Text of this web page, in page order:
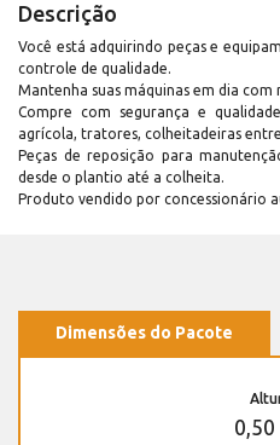
Descrição
Você está adquirindo peças e
controle de qualidade.
Mantenha suas máquinas em dia com
Compre com segurança e
agrícola, tratores, colheitadeiras
Peças de reposição para
desde o plantio até a colheita.
Produto vendido por concessionário
Dimensões do Pacote
0,50